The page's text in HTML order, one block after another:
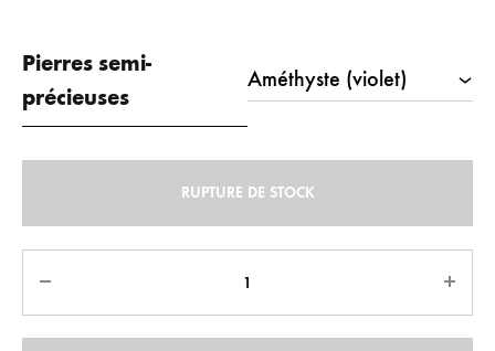
Pierres semi-
précieuses
RUPTURE DE STOCK